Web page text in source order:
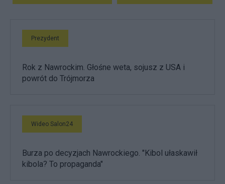
Prezydent
Rok z Nawrockim. Głośne weta, sojusz z USA i
powrót do Trójmorza
Wideo Salon24
Burza po decyzjach Nawrockiego. "Kibol ułaskawił
kibola? To propaganda"